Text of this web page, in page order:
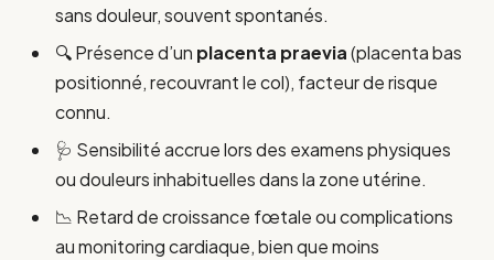
sans douleur, souvent spontanés.
🔍 Présence d’un placenta praevia(placenta bas
positionné, recouvrant le col), facteur de risque
connu.
🩺 Sensibilité accrue lors des examens physiques
ou douleurs inhabituelles dans la zone utérine.
📉 Retard de croissance fœtale ou complications
au monitoring cardiaque, bien que moins